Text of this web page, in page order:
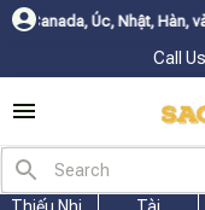
Úc, Nhật, Hàn, và các
Call